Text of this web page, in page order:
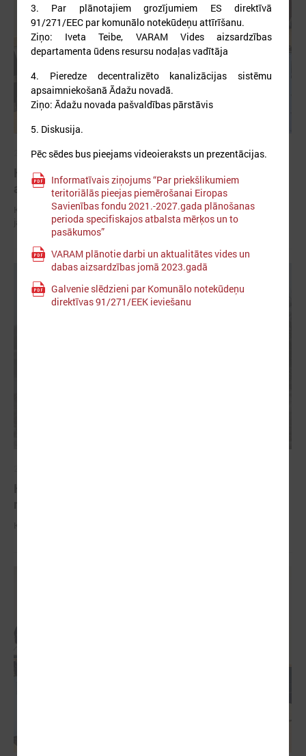
2026. gada 29. aprīlis
Komitejā runā par vides piesārņojuma un ūdens
apsaimniekošanas jautājumiem
Komitejā runā par vides piesārņojuma un ūdens apsaimniekošanas
jautājumiem
3. Par plānotajiem grozījumiem ES direktīvā
91/271/EEC par komunālo notekūdeņu attīrīšanu.
Ziņo: Iveta Teibe, VARAM Vides aizsardzības
departamenta ūdens resursu nodaļas vadītāja
4. Pieredze decentralizēto kanalizācijas sistēmu
apsaimniekošanā Ādažu novadā.
Ziņo: Ādažu novada pašvaldības pārstāvis
5. Diskusija.
Pēc sēdes bus pieejams videoieraksts un prezentācijas.
Informatīvais ziņojums “Par priekšlikumiem
teritoriālās pieejas piemērošanai Eiropas
Savienības fondu 2021.-2027.gada plānošanas
perioda specifiskajos atbalsta mērķos un to
pasākumos”
VARAM plānotie darbi un aktualitātes vides un
dabas aizsardzības jomā 2023.gadā
Galvenie slēdzieni par Komunālo notekūdeņu
direktīvas 91/271/EEK ieviešanu